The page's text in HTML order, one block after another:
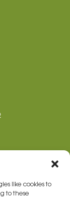
like cookies to
to these